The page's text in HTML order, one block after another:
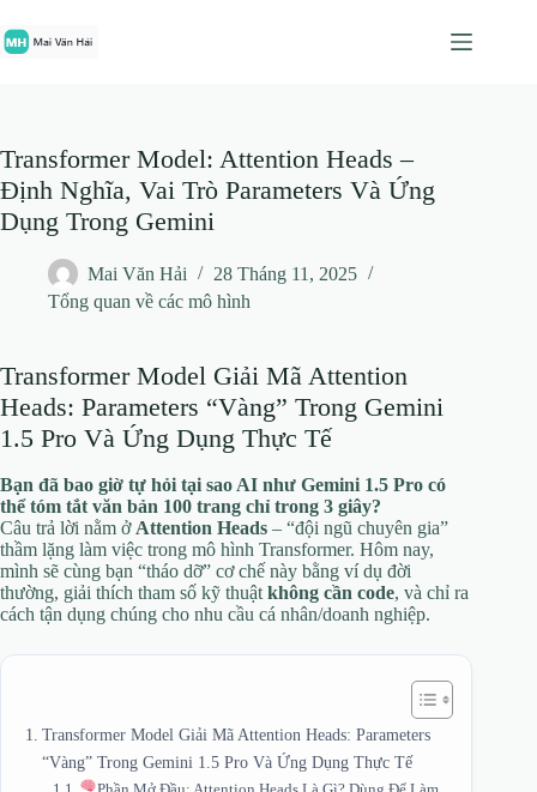
đến
phần
Transformer Model: Attention Heads –
Định Nghĩa, Vai Trò Parameters Và Ứng
Dụng Trong Gemini
Mai Văn Hải
28 Tháng 11, 2025
Tổng quan về các mô hình
Transformer Model Giải Mã Attention
Heads: Parameters “Vàng” Trong Gemini
1.5 Pro Và Ứng Dụng Thực Tế
Bạn đã bao giờ tự hỏi tại sao AI như Gemini 1.5 Pro có
thể tóm tắt văn bản 100 trang chỉ trong 3 giây?
Câu trả lời nằm ở Attention Heads – “đội ngũ chuyên gia”
thầm lặng làm việc trong mô hình Transformer. Hôm nay,
mình sẽ cùng bạn “tháo dỡ” cơ chế này bằng ví dụ đời
thường, giải thích tham số kỹ thuật không cần code, và chỉ ra
cách tận dụng chúng cho nhu cầu cá nhân/doanh nghiệp.
Transformer Model Giải Mã Attention Heads: Parameters
“Vàng” Trong Gemini 1.5 Pro Và Ứng Dụng Thực Tế